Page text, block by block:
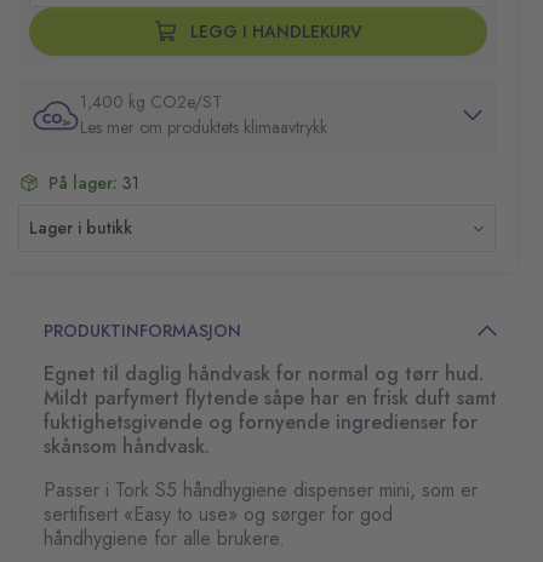
LEGG I HANDLEKURV
1,400 kg CO2e/ST
Les mer om produktets klimaavtrykk
På lager: 31
Lager i butikk
PRODUKTINFORMASJON
Egnet til daglig håndvask for normal og tørr hud.
Mildt parfymert flytende såpe har en frisk duft samt
fuktighetsgivende og fornyende ingredienser for
skånsom håndvask.
Passer i Tork S5 håndhygiene dispenser mini, som er
sertifisert «Easy to use» og sørger for god
håndhygiene for alle brukere.